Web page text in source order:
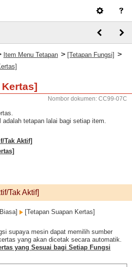
Item Menu Tetapan > [Tetapan Fungsi] >
Kertas]
Nombor dokumen: CC99-07C
tetapan lalai bagi setiap item.
Tak Aktif]
Tak Aktif]
[Tetapan Suapan Kertas]
supaya mesin dapat memilih sumber
yang akan dicetak secara automatik.
yang Sesuai bagi Setiap Fungsi